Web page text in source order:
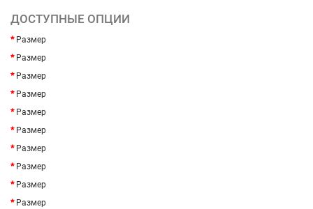
ДОСТУПНЫЕ ОПЦИИ
Размер
Размер
Размер
Размер
Размер
Размер
Размер
Размер
Размер
Размер